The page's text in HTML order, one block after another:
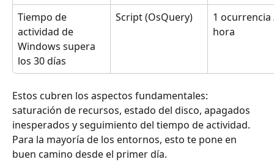
Tiempo de
actividad de
Windows supera
los 30 días
Script (OsQuery)
1
hora
Estos cubren los aspectos fundamentales:
saturación de recursos, estado del disco, apagados
inesperados y seguimiento del tiempo de actividad.
Para la mayoría de los entornos, esto te pone en
buen camino desde el primer día.